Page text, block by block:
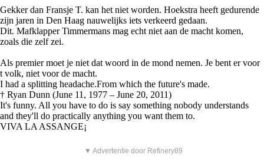
Gekker dan Fransje T. kan het niet worden. Hoekstra heeft gedurende
zijn jaren in Den Haag nauwelijks iets verkeerd gedaan.
Dit. Mafklapper Timmermans mag echt niet aan de macht komen,
zoals die zelf zei.
Als premier moet je niet dat woord in de mond nemen. Je bent er voor
t volk, niet voor de macht.
I had a splitting headache.From which the future's made.
† Ryan Dunn (June 11, 1977 – June 20, 2011)
It's funny. All you have to do is say something nobody understands
and they'll do practically anything you want them to.
VIVA LA ASSANGE¡
▼ Advertentie door Refinery89